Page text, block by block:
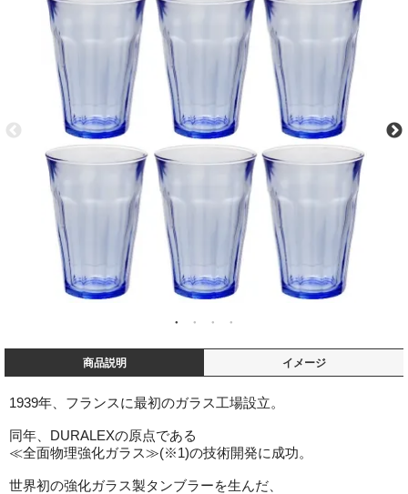
商品説明 イメージ
1939年、フランスに最初のガラス工場設立。
同年、DURALEXの原点である
≪全面物理強化ガラス≫(※1)の技術開発に成功。
世界初の強化ガラス製タンブラーを生んだ、